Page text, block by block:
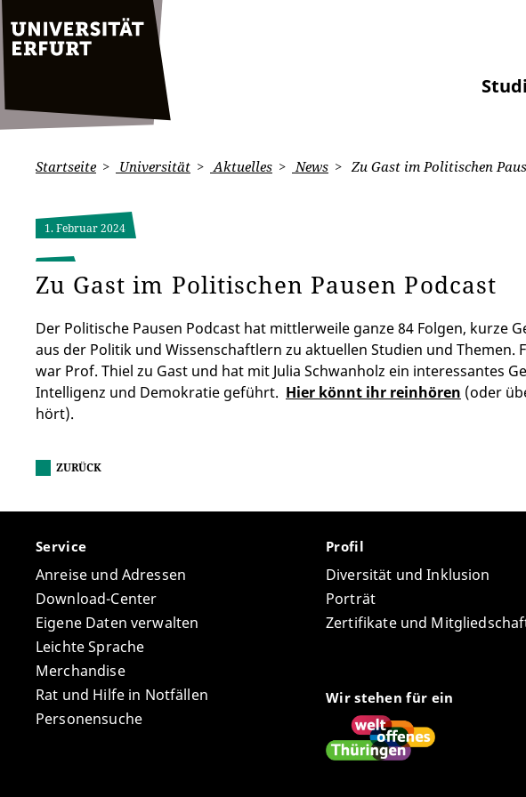
Startseite Universität Aktuelles News Zu Gast im Politischen
1. Februar 2024
Zu Gast im Politischen Pausen Podcast
Der Politische Pausen Podcast hat mittlerweile ganze 84 Folgen, kurze
aus der Politik und Wissenschaftlern zu aktuellen Studien und Themen.
war Prof. Thiel zu Gast und hat mit Julia Schwanholz ein interessantes
Intelligenz und Demokratie geführt. Hier könnt ihr reinhören (oder
hört).
ZURÜCK
Service
Anreise und Adressen
Download-Center
Eigene Daten verwalten
Leichte Sprache
Merchandise
Rat und Hilfe in Notfällen
Personensuche
Profil
Diversität und Inklusion
Porträt
Zertifikate und
Wir stehen für ein